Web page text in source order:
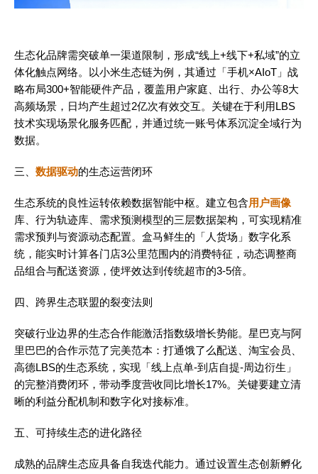
生态化品牌需突破单一渠道限制，形成“线上+线下+私域”的立
体化触点网络。以小米生态链为例，其通过「手机×AIoT」战
略布局300+智能硬件产品，覆盖用户家庭、出行、办公等8大
高频场景，日均产生超过2亿次有效交互。关键在于利用LBS
技术实现场景化服务匹配，并通过统一账号体系沉淀全域行为
数据。
三、 数据驱动的生态运营闭环
生态系统的良性运转依赖数据智能中枢。建立包含用户画像
库、行为轨迹库、需求预测模型的三层数据架构，可实现精准
需求预判与资源动态配置。盒马鲜生的「人货场」数字化系
统，能实时计算各门店3公里范围内的消费特征，动态调整商
品组合与配送资源，使坪效达到传统超市的3-5倍。
四、跨界生态联盟的裂变法则
突破行业边界的生态合作能激活指数级增长势能。星巴克与阿
里巴巴的合作示范了完美范本：打通饿了么配送、淘宝会员、
高德LBS的生态系统，实现「线上点单-到店自提-周边衍生」
的完整消费闭环，带动季度营收同比增长17%。关键要建立清
晰的利益分配机制和数字化对接标准。
五、可持续生态的进化路径
成熟的品牌生态应具备自我迭代能力。通过设置生态创新孵化